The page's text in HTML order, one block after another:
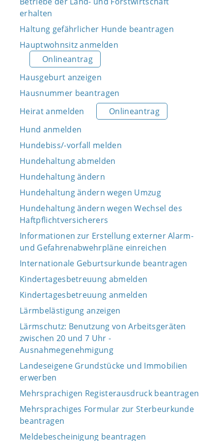
erhalten
Haltung gefährlicher Hunde beantragen
Hauptwohnsitz anmelden
Onlineantrag
Hausgeburt anzeigen
Hausnummer beantragen
Heirat anmelden
Onlineantrag
Hund anmelden
Hundebiss/-vorfall melden
Hundehaltung abmelden
Hundehaltung ändern
Hundehaltung ändern wegen Umzug
Hundehaltung ändern wegen Wechsel des
Haftpflichtversicherers
Informationen zur Erstellung externer Alarm-
und Gefahrenabwehrpläne einreichen
Internationale Geburtsurkunde beantragen
Kindertagesbetreuung abmelden
Kindertagesbetreuung anmelden
Lärmbelästigung anzeigen
Lärmschutz: Benutzung von Arbeitsgeräten
zwischen 20 und 7 Uhr -
Ausnahmegenehmigung
Landeseigene Grundstücke und Immobilien
erwerben
Mehrsprachigen Registerausdruck beantragen
Mehrsprachiges Formular zur Sterbeurkunde
beantragen
Meldebescheinigung beantragen